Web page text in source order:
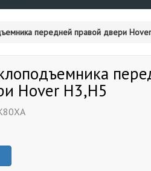
передней правой двери
Hover H3,H5